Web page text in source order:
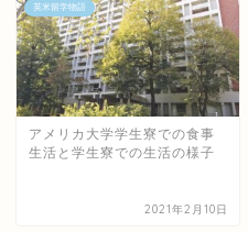
英米留学物語
アメリカ大学学生寮での食事
生活と学生寮での生活の様子
2021年2月10日